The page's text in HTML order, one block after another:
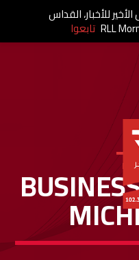
للأخبار، القداس
تابعوا